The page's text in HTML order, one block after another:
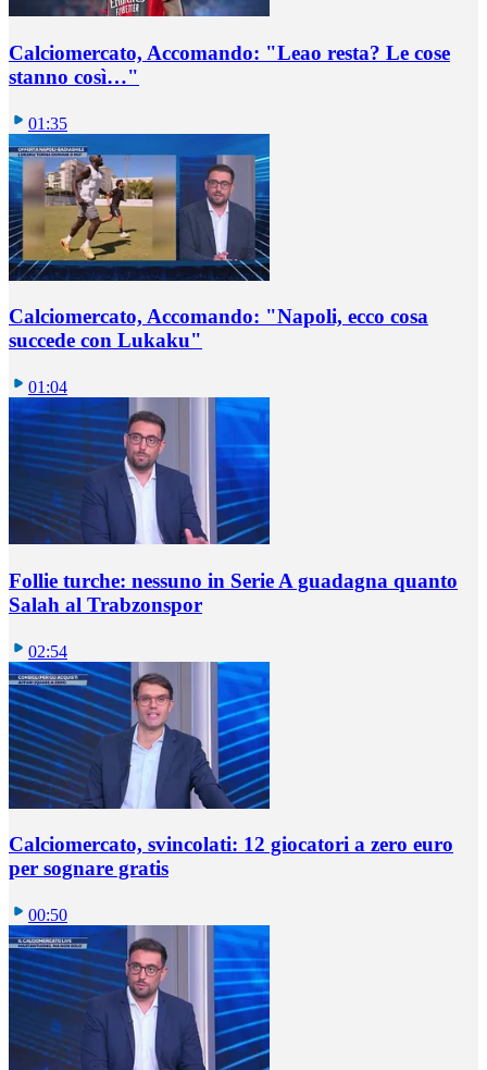
Calciomercato, Accomando: "Leao resta? Le cose
stanno così…"
01:35
Calciomercato, Accomando: "Napoli, ecco cosa
succede con Lukaku"
01:04
Follie turche: nessuno in Serie A guadagna quanto
Salah al Trabzonspor
02:54
Calciomercato, svincolati: 12 giocatori a zero euro
per sognare gratis
00:50